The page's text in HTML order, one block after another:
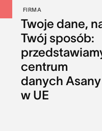
FIRMA
Twoje dane,
Twój sposób:
centrum
danych Asany
w UE